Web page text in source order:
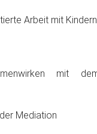
Arbeit mit Kindern
mit
Mediation